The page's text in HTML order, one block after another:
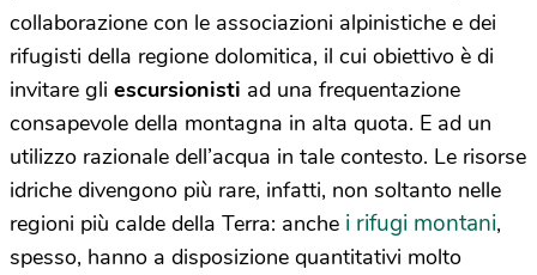
collaborazione con le associazioni alpinistiche e dei
rifugisti della regione dolomitica, il cui obiettivo è di
invitare gli escursionisti ad una frequentazione
consapevole della montagna in alta quota. E ad un
utilizzo razionale dell’acqua in tale contesto. Le risorse
idriche divengono più rare, infatti, non soltanto nelle
regioni più calde della Terra: anche i rifugi montani,
spesso, hanno a disposizione quantitativi molto